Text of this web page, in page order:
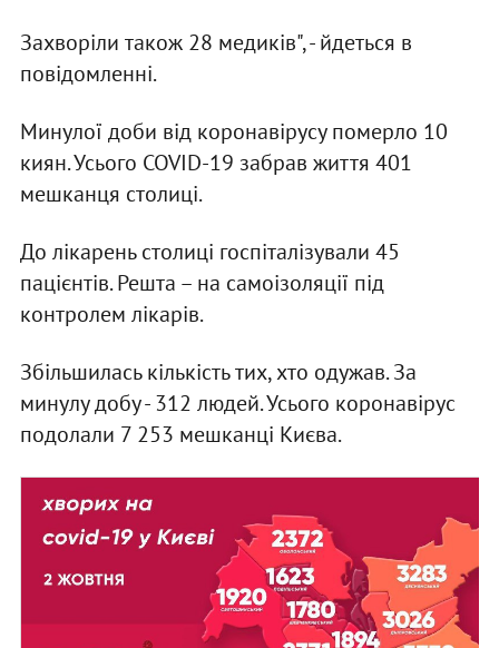
Захворіли також 28 медиків", - йдеться в
повідомленні.
Минулої доби від коронавірусу померло 10
киян. Усього COVID-19 забрав життя 401
мешканця столиці.
До лікарень столиці госпіталізували 45
пацієнтів. Решта – на самоізоляції під
контролем лікарів.
Збільшилась кількість тих, хто одужав. За
минулу добу - 312 людей. Усього коронавірус
подолали 7 253 мешканці Києва.